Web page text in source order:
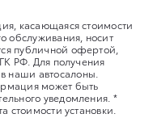
касающаяся стоимости
обслуживания, носит
публичной офертой,
РФ. Для получения
автосалоны.
может быть
уведомления. *
стоимости установки.